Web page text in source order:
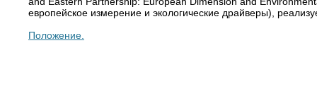
европейское измерение и экологические драйверы),
Положение.